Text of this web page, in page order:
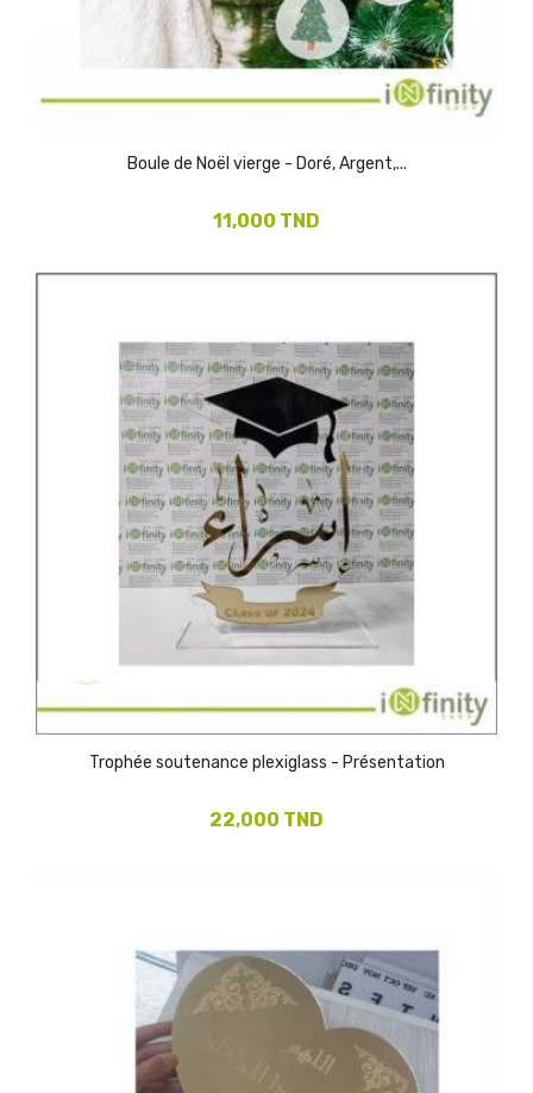
Boule de Noël vierge - Doré, Argent,...
11,000 TND
Trophée soutenance plexiglass - Présentation
22,000 TND